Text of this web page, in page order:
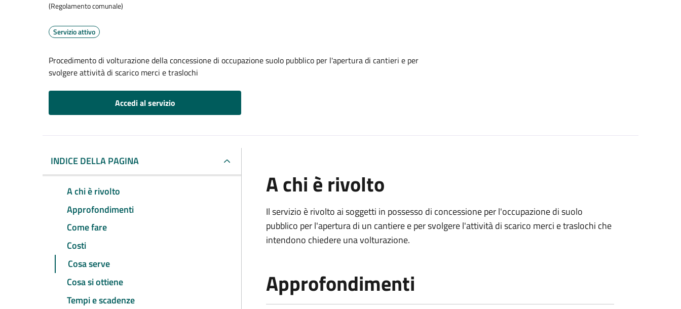
(Regolamento comunale)
Servizio attivo
Procedimento di volturazione della concessione di occupazione suolo pubblico per l'apertura di cantieri e per
svolgere attività di scarico merci e traslochi
Accedi al servizio
INDICE DELLA PAGINA
A chi è rivolto
Approfondimenti
Come fare
Costi
Cosa serve
Cosa si ottiene
Tempi e scadenze
A chi è rivolto
Il servizio è rivolto ai soggetti in possesso di concessione per l'occupazione di suolo
pubblico per l'apertura di un cantiere e per svolgere l'attività di scarico merci e traslochi che
intendono chiedere una volturazione.
Approfondimenti